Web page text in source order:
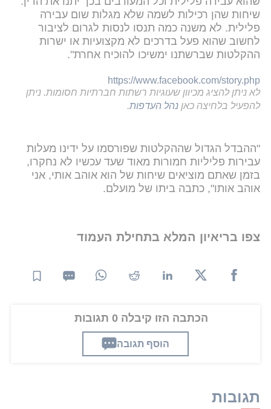
שיחות שהן רכילות לשמה שלא מגלות שום עבירה
פלילית. לא משנה כמה תנסו לנסות לגרום לציבור
לחשוב שהוא פעל בדרכים לא מקצועיות או ישרות
ההקלטות שברשתנו ימשיכו להוכיח אחרת".
https://www.facebook.com/story.php
לא ניתן להציג מכיוון שעוגיות רשתות חברתיות חסומות. ניתן
להפעיל בלחיצה כאן נהל העדפות.
"ההבדל הגדול שההקלטות שפורסמו על ידינו מעלות
עבירות פליליות חמורות מאוד שעד עכשיו לא נחקרו,
בזמן שאתם מוציאים שיחות של הוא אוהב אותי, אני
אוהב אותו", כתבה ביתו של מועלם.
צפו בריאיון המלא בתחילת העמוד
הכתבה הזו קיבלה 0 תגובות
הוסף תגובה
תגובות